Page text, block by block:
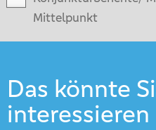
Mittelpunkt
Das könnte
interessieren